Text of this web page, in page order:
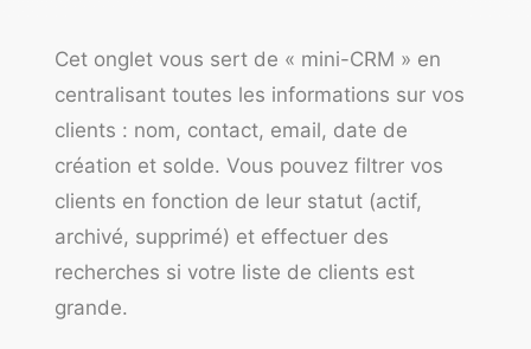
Cet onglet vous sert de « mini-CRM » en
centralisant toutes les informations sur vos
clients : nom, contact, email, date de
création et solde. Vous pouvez filtrer vos
clients en fonction de leur statut (actif,
archivé, supprimé) et effectuer des
recherches si votre liste de clients est
grande.